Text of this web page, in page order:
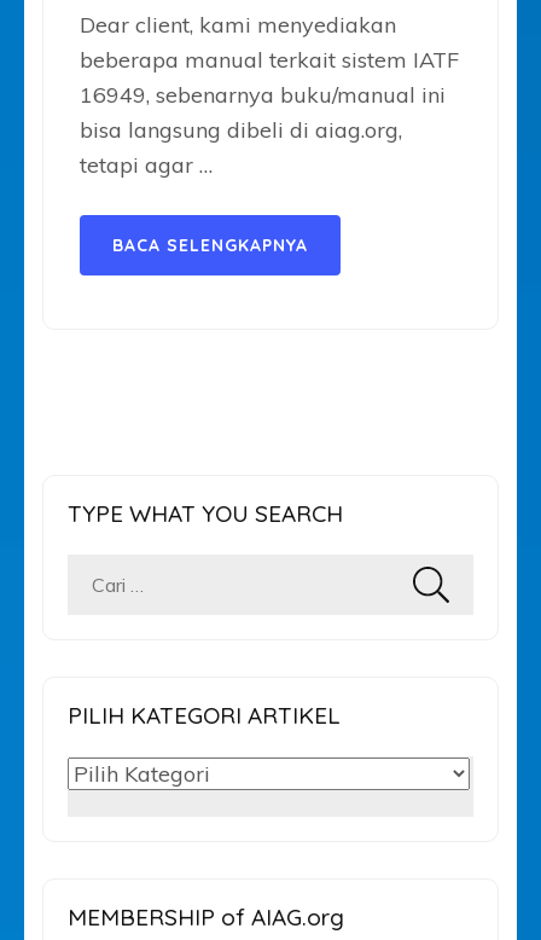
Dear client, kami menyediakan
beberapa manual terkait sistem IATF
16949, sebenarnya buku/manual ini
bisa langsung dibeli di aiag.org,
tetapi agar …
BACA SELENGKAPNYA
TYPE WHAT YOU SEARCH
Cari
PILIH KATEGORI ARTIKEL
PILIH
MEMBERSHIP of AIAG.org